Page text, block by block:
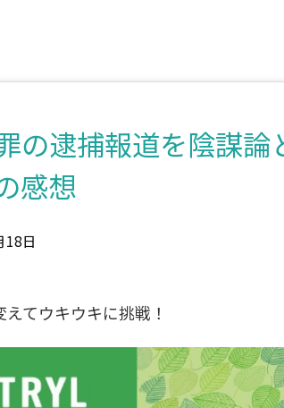
の逮捕報道を陰謀論
感想
18日
てウキウキに挑戦！